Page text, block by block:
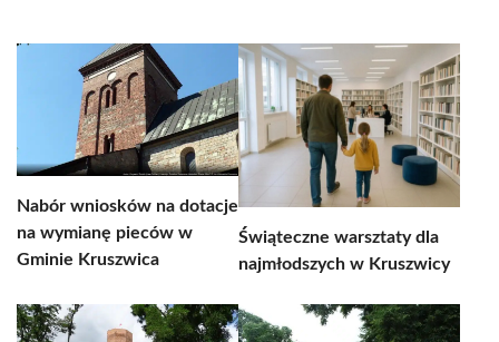
Nabór wniosków na dotacje
na wymianę pieców w
Gminie Kruszwica
Świąteczne warsztaty dla
najmłodszych w Kruszwicy